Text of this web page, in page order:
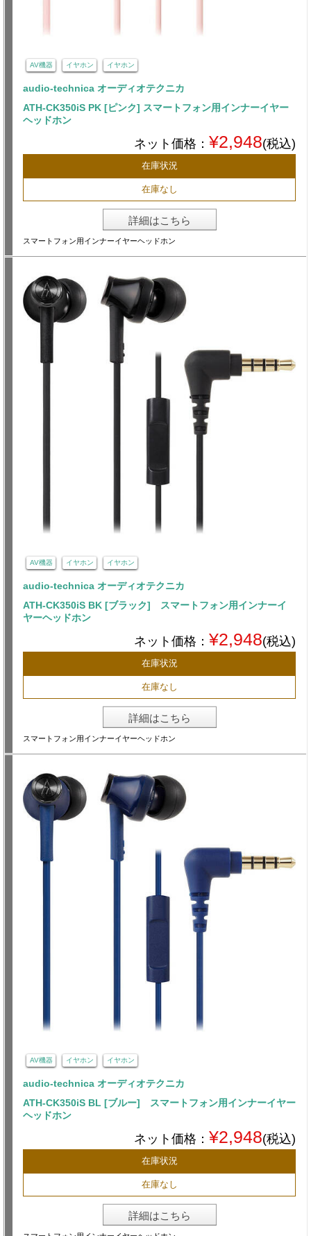
AV機器 イヤホン イヤホン
audio-technica オーディオテクニカ
ATH-CK350iS PK [ピンク] スマートフォン用インナーイヤー
ヘッドホン
ネット価格： ¥2,948(税込)
在庫状況
在庫なし
詳細はこちら
スマートフォン用インナーイヤーヘッドホン
AV機器 イヤホン イヤホン
audio-technica オーディオテクニカ
ATH-CK350iS BK [ブラック] スマートフォン用インナーイ
ヤーヘッドホン
ネット価格： ¥2,948(税込)
在庫状況
在庫なし
詳細はこちら
スマートフォン用インナーイヤーヘッドホン
AV機器 イヤホン イヤホン
audio-technica オーディオテクニカ
ATH-CK350iS BL [ブルー] スマートフォン用インナーイヤー
ヘッドホン
ネット価格： ¥2,948(税込)
在庫状況
在庫なし
詳細はこちら